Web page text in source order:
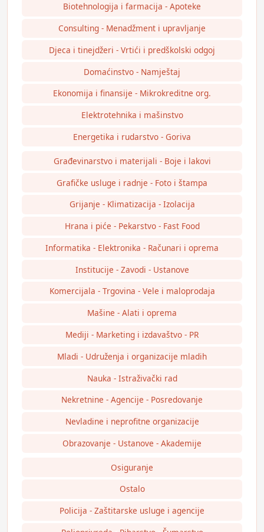
Biotehnologija i farmacija - Apoteke
Consulting - Menadžment i upravljanje
Djeca i tinejdžeri - Vrtići i predškolski odgoj
Domaćinstvo - Namještaj
Ekonomija i finansije - Mikrokreditne org.
Elektrotehnika i mašinstvo
Energetika i rudarstvo - Goriva
Građevinarstvo i materijali - Boje i lakovi
Grafičke usluge i radnje - Foto i štampa
Grijanje - Klimatizacija - Izolacija
Hrana i piće - Pekarstvo - Fast Food
Informatika - Elektronika - Računari i oprema
Institucije - Zavodi - Ustanove
Komercijala - Trgovina - Vele i maloprodaja
Mašine - Alati i oprema
Mediji - Marketing i izdavaštvo - PR
Mladi - Udruženja i organizacije mladih
Nauka - Istraživački rad
Nekretnine - Agencije - Posredovanje
Nevladine i neprofitne organizacije
Obrazovanje - Ustanove - Akademije
Osiguranje
Ostalo
Policija - Zaštitarske usluge i agencije